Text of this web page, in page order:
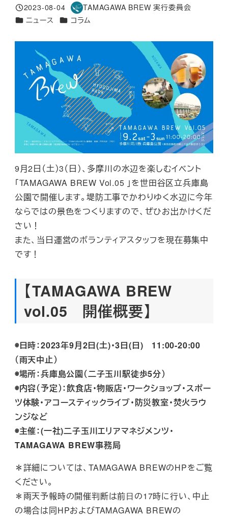
投稿日
2023-08-04
著
者
TAMAGAWA BREW 実行委員会
カテゴリー
ニュース カテゴリー
コラム
9月2日（土）3（日）、多摩川の水辺を楽しむイベント
「TAMAGAWA BREW Vol.05 」を世田谷区立兵庫島
公園で開催します。堤防工事でかわりゆく水辺に今年
ならではの景色をつくりますので、ぜひお出かけくだ
さい！
また、当日運営のボランティアスタッフを現在募集中
です！
【TAMAGAWA BREW
vol.05 開催概要】
◉日時：2023年9月2日(土)・3日(日) 11:00-20:00
（雨天中止）
◉場所：兵庫島公園（二子玉川駅徒歩5分）
◉内容（予定）：飲食店・物販店・ワークショップ・スポー
ツ体験・アコースティックライブ・防災教室・焚火ラウ
ンジなど
◉主催：(一社)二子玉川エリアマネジメンツ・
TAMAGAWA BREW事務局
＊詳細については、TAMAGAWA BREWのHPをご覧
ください。
＊雨天予報時の開催判断は前⽇の17時に行い、中止
の場合は同HPおよびTAMAGAWA BREWの